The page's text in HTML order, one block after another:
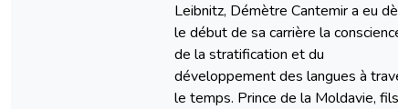
Leibnitz, Démètre Cantemir a eu dès
le début de sa carrière la conscience
de la stratification et du
développement des langues à
le temps. Prince de la Moldavie, fils